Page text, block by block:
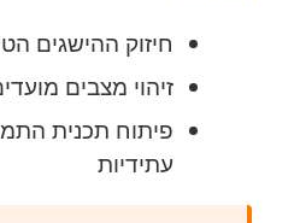
חיזוק ההישגים
זיהוי מצבים
פיתוח תכנית
עתידיות